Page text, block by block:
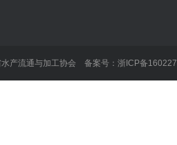
产流通与加工协会 备案号： 浙ICP备